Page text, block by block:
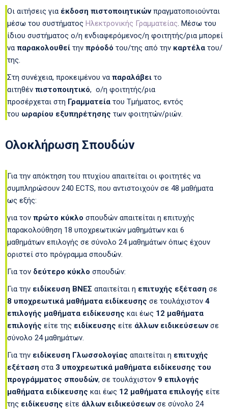
Οι αιτήσεις για έκδοση πιστοποιητικώνπραγματοποιούνται
μέσω του συστήματος Ηλεκτρονικής Γραμματείας. Μέσω του
ίδιου συστήματος ο/η ενδιαφερόμενος/η φοιτητής/ρια μπορεί
να παρακολουθεί την πρόοδό του/της από την καρτέλα του/
της.
Στη συνέχεια, προκειμένου να παραλάβει το
αιτηθέν πιστοποιητικό, ο/η φοιτητής/ρια
προσέρχεται στη Γραμματεία του Τμήματος, εντός
του ωραρίου εξυπηρέτησης των φοιτητών/ριών.
Ολοκλήρωση Σπουδών
Για την απόκτηση του πτυχίου απαιτείται οι φοιτητές να
συμπληρώσουν 240 ECTS, που αντιστοιχούν σε 48 μαθήματα
ως εξής:
για τον πρώτο κύκλο σπουδών απαιτείται η επιτυχής
παρακολούθηση 18 υποχρεωτικών μαθημάτων και 6
μαθημάτων επιλογής σε σύνολο 24 μαθημάτων όπως έχουν
οριστεί στο πρόγραμμα σπουδών.
Για τον δεύτερο κύκλο σπουδών:
Για την ειδίκευση ΒΝΕΣ απαιτείται η επιτυχής εξέταση σε
8 υποχρεωτικά μαθήματα ειδίκευσης σε τουλάχιστον 4
επιλογής μαθήματα ειδίκευσης και έως 12 μαθήματα
επιλογής είτε της ειδίκευσης είτε άλλων ειδικεύσεωνσε
σύνολο 24 μαθημάτων.
Για την ειδίκευση Γλωσσολογίας απαιτείται η επιτυχής
εξέταση στα 3 υποχρεωτικά μαθήματα ειδίκευσης του
προγράμματος σπουδών, σε τουλάχιστον 9 επιλογής
μαθήματα ειδίκευσης και έως 12 μαθήματα επιλογής είτε
της ειδίκευσης είτε άλλων ειδικεύσεωνσε σύνολο 24